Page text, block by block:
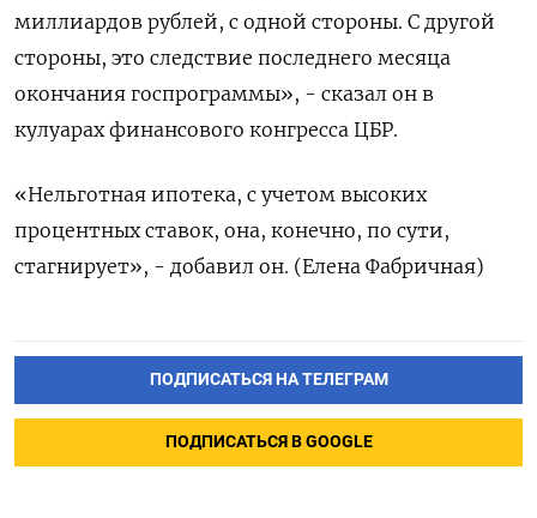
миллиардов рублей, с одной стороны. С другой
стороны, это следствие последнего месяца
окончания госпрограммы», - сказал он в
кулуарах финансового конгресса ЦБР.
«Нельготная ипотека, с учетом высоких
процентных ставок, она, конечно, по сути,
стагнирует», - добавил он. (Елена Фабричная)
ПОДПИСАТЬСЯ НА ТЕЛЕГРАМ
ПОДПИСАТЬСЯ В GOOGLE